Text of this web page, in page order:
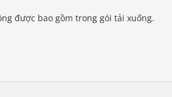
được bao gồm trong gói tải xuống.